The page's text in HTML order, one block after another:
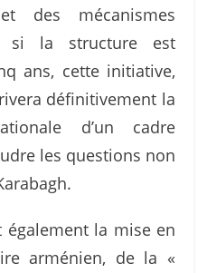
des mécanismes
si la structure est
ans, cette initiative,
définitivement la
d’un cadre
les questions non
la mise en
arménien, de la «